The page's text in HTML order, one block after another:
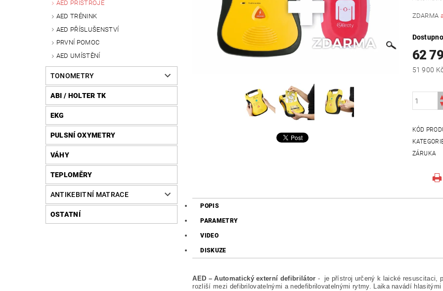
AED PŘÍSTROJE
AED TRÉNINK
AED PŘÍSLUŠENSTVÍ
PRVNÍ POMOC
AED UMÍSTĚNÍ
TONOMETRY
ABI / HOLTER TK
EKG
PULSNÍ OXYMETRY
VÁHY
TEPLOMĚRY
ANTIKEBITNÍ MATRACE
OSTATNÍ
ZDARMA
62
KÓD
ZÁRUKA
POPIS
PARAMETRY
VIDEO
DISKUZE
AED – Automatický externí defibrilátor - je přístroj určený k laické resuscitaci,
rozliší mezi defibrilovatelnými a nedefibrilovatelnými rytmy. Laika navádí